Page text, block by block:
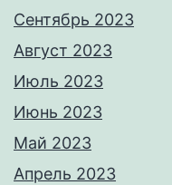
Сентябрь 2023
Август 2023
Июль 2023
Июнь 2023
Май 2023
Апрель 2023